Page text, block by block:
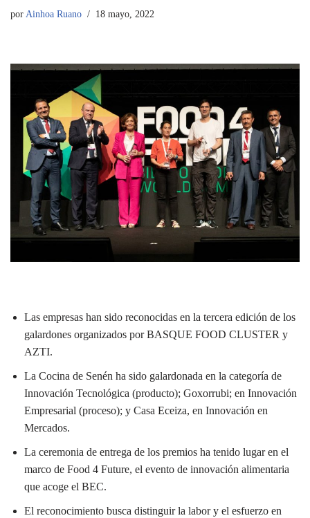
por Ainhoa Ruano 18 mayo, 2022
Las empresas han sido reconocidas en la tercera edición de los
galardones organizados por BASQUE FOOD CLUSTER y
AZTI.
La Cocina de Senén ha sido galardonada en la categoría de
Innovación Tecnológica (producto); Goxorrubi; en Innovación
Empresarial (proceso); y Casa Eceiza, en Innovación en
Mercados.
La ceremonia de entrega de los premios ha tenido lugar en el
marco de Food 4 Future, el evento de innovación alimentaria
que acoge el BEC.
El reconocimiento busca distinguir la labor y el esfuerzo en